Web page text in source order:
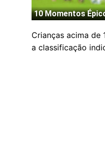
Crianças acima de
a classificação